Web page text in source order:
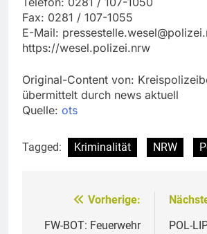
Fax: 0281 / 107-1055
E-Mail:
https://wesel.polizei.nrw
Original-Content von:
übermittelt durch news aktuell
Quelle: ots
Tagged: Kriminalität NRW
Beitragsnavigation
Vorherige:
FW-BOT: Feuerwehr
POL-